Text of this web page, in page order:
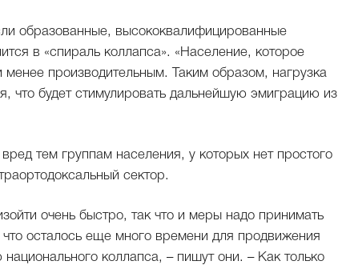
образованные, высококвалифицированные
в «спираль коллапса». «Население, которое
производительным. Таким образом, нагрузка
что будет стимулировать дальнейшую эмиграцию из
тем группам населения, у которых нет простого
сектор.
очень быстро, так что и меры надо принимать
осталось еще много времени для продвижения
коллапса, – пишут они. – Как только